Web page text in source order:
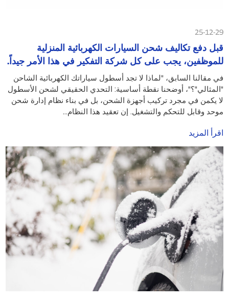
25-12-29
قبل دفع تكاليف شحن السيارات الكهربائية المنزلية
للموظفين، يجب على كل شركة التفكير في هذا الأمر جيداً.
في مقالنا السابق، "لماذا لا تجد أسطول سياراتك الكهربائية الشاحن
"المثالي"؟"، أوضحنا نقطة أساسية: التحدي الحقيقي لشحن الأسطول
لا يكمن في مجرد تركيب أجهزة الشحن، بل في بناء نظام إدارة شحن
موحد وقابل للتحكم والتشغيل. إن تعقيد هذا النظام...
اقرأ المزيد